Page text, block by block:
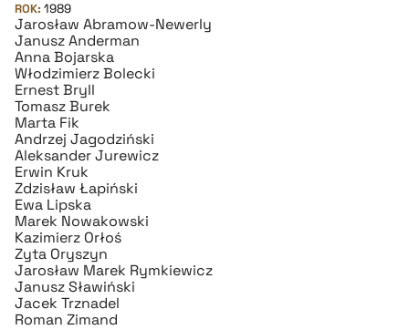
pobierz cytat
BIBTEX
pobierz cytat
ROK: 1989
Jarosław Abramow-Newerly
Janusz Anderman
Anna Bojarska
Włodzimierz Bolecki
Ernest Bryll
Tomasz Burek
Marta Fik
Andrzej Jagodziński
Aleksander Jurewicz
Erwin Kruk
Zdzisław Łapiński
Ewa Lipska
Marek Nowakowski
Kazimierz Orłoś
Zyta Oryszyn
Jarosław Marek Rymkiewicz
Janusz Sławiński
Jacek Trznadel
Roman Zimand